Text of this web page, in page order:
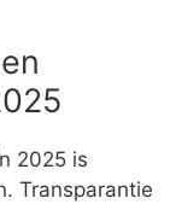
2025 is
Transparantie